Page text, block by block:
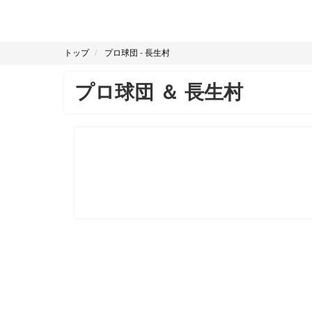
トップ プロ球団 - 長生村
プロ球団 ＆ 長生村